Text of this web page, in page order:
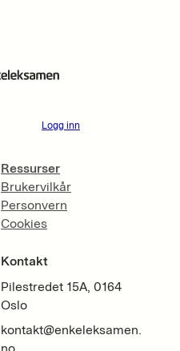
Logg inn
Ressurser
Brukervilkår
Personvern
Cookies
Kontakt
Pilestredet 15A, 0164
Oslo
kontakt@enkeleksamen.